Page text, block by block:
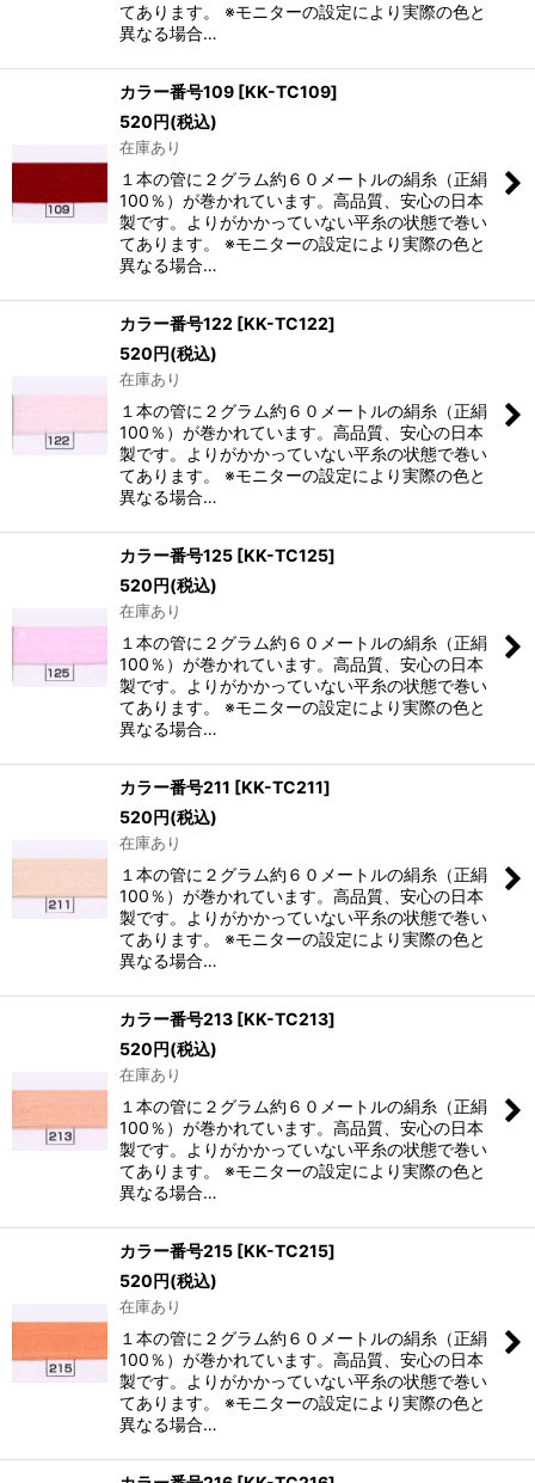
てあります。 ※モニターの設定により実際の色と
異なる場合…
カラー番号109 [KK-TC109]
520円(税込)
在庫あり
１本の管に２グラム約６０メートルの絹糸（正絹
100％）が巻かれています。高品質、安心の日本
製です。よりがかかっていない平糸の状態で巻い
てあります。 ※モニターの設定により実際の色と
異なる場合…
カラー番号122 [KK-TC122]
520円(税込)
在庫あり
１本の管に２グラム約６０メートルの絹糸（正絹
100％）が巻かれています。高品質、安心の日本
製です。よりがかかっていない平糸の状態で巻い
てあります。 ※モニターの設定により実際の色と
異なる場合…
カラー番号125 [KK-TC125]
520円(税込)
在庫あり
１本の管に２グラム約６０メートルの絹糸（正絹
100％）が巻かれています。高品質、安心の日本
製です。よりがかかっていない平糸の状態で巻い
てあります。 ※モニターの設定により実際の色と
異なる場合…
カラー番号211 [KK-TC211]
520円(税込)
在庫あり
１本の管に２グラム約６０メートルの絹糸（正絹
100％）が巻かれています。高品質、安心の日本
製です。よりがかかっていない平糸の状態で巻い
てあります。 ※モニターの設定により実際の色と
異なる場合…
カラー番号213 [KK-TC213]
520円(税込)
在庫あり
１本の管に２グラム約６０メートルの絹糸（正絹
100％）が巻かれています。高品質、安心の日本
製です。よりがかかっていない平糸の状態で巻い
てあります。 ※モニターの設定により実際の色と
異なる場合…
カラー番号215 [KK-TC215]
520円(税込)
在庫あり
１本の管に２グラム約６０メートルの絹糸（正絹
100％）が巻かれています。高品質、安心の日本
製です。よりがかかっていない平糸の状態で巻い
てあります。 ※モニターの設定により実際の色と
異なる場合…